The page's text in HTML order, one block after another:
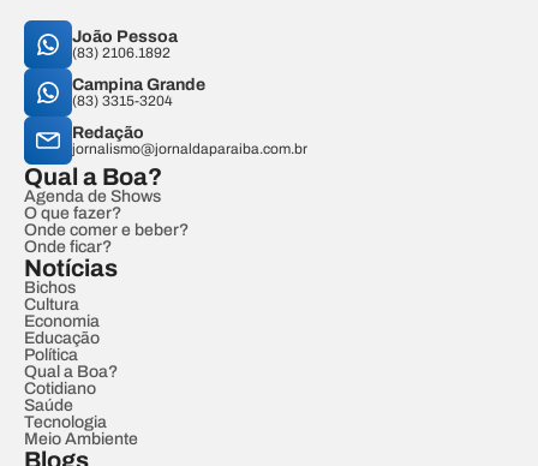
João Pessoa
(83) 2106.1892
Campina Grande
(83) 3315-3204
Redação
jornalismo@jornaldaparaiba.com.br
Qual a Boa?
Agenda de Shows
O que fazer?
Onde comer e beber?
Onde ficar?
Notícias
Bichos
Cultura
Economia
Educação
Política
Qual a Boa?
Cotidiano
Saúde
Tecnologia
Meio Ambiente
Blogs